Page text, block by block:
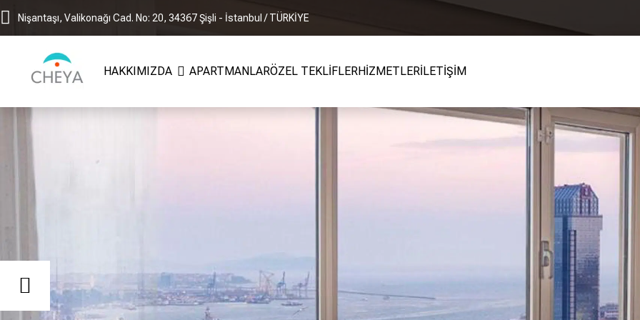
Nişantaşı, Valikonağı Cad. No: 20, 34367 Şişli - İstanbul / TÜRKİYE
HAKKIMIZDA APARTMANLARÖZEL TEKLİFLERHİZMETLERİLETİŞİM